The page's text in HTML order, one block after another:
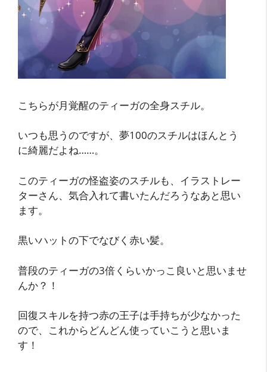
こちらが月覚醒のティーガの全身スチル。
いつも思うのですが、夢100のスチルはほんとう
に綺麗だよね……。
このティーガの怪盗姿のスチルも、イラストレー
ターさん、気合入れて書いたんだろうなあと思い
ます。
黒いハットの下でなびく赤い髪。
普段のティーガの3倍くらいかっこ良いと思いませ
んか？！
回復スキルを持つ赤の王子は手持ちが少なかった
ので、これからどんどん使っていこうと思いま
す！